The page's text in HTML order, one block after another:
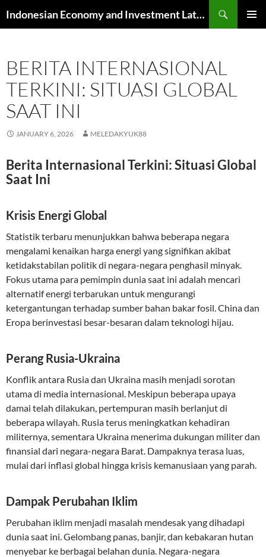
to
Indonesian Economy and Investment Latest News
BERITA INTERNASIONAL
TERKINI: SITUASI GLOBAL
SAAT INI
JANUARY 6, 2026 MELEDAKYUK88
Berita Internasional Terkini: Situasi Global
Saat Ini
Krisis Energi Global
Statistik terbaru menunjukkan bahwa beberapa negara
mengalami kenaikan harga energi yang signifikan akibat
ketidakstabilan politik di negara-negara penghasil minyak.
Fokus utama para pemimpin dunia saat ini adalah mencari
alternatif energi terbarukan untuk mengurangi
ketergantungan terhadap sumber bahan bakar fosil. China dan
Eropa berinvestasi besar-besaran dalam teknologi hijau.
Perang Rusia-Ukraina
Konflik antara Rusia dan Ukraina masih menjadi sorotan
utama di media internasional. Meskipun beberapa upaya
damai telah dilakukan, pertempuran masih berlanjut di
beberapa wilayah. Rusia terus meningkatkan kehadiran
militernya, sementara Ukraina menerima dukungan militer dan
finansial dari negara-negara Barat. Dampaknya terasa luas,
mulai dari inflasi global hingga krisis kemanusiaan yang parah.
Dampak Perubahan Iklim
Perubahan iklim menjadi masalah mendesak yang dihadapi
dunia saat ini. Gelombang panas, banjir, dan kebakaran hutan
menyebar ke berbagai belahan dunia. Negara-negara